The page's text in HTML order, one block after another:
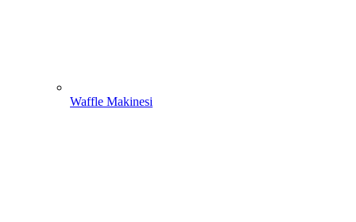
Waffle Makinesi